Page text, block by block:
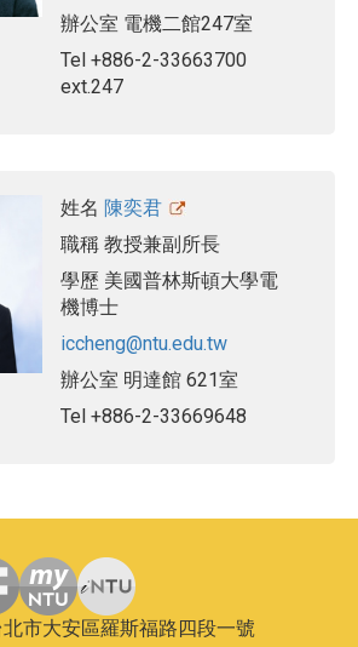
辦公室 電機二館247室
Tel +886-2-33663700
ext.247
姓名 陳奕君
職稱 教授兼副所長
學歷 美國普林斯頓大學電
機博士
iccheng@ntu.edu.tw
辦公室 明達館 621室
Tel +886-2-33669648
市大安區羅斯福路四段一號